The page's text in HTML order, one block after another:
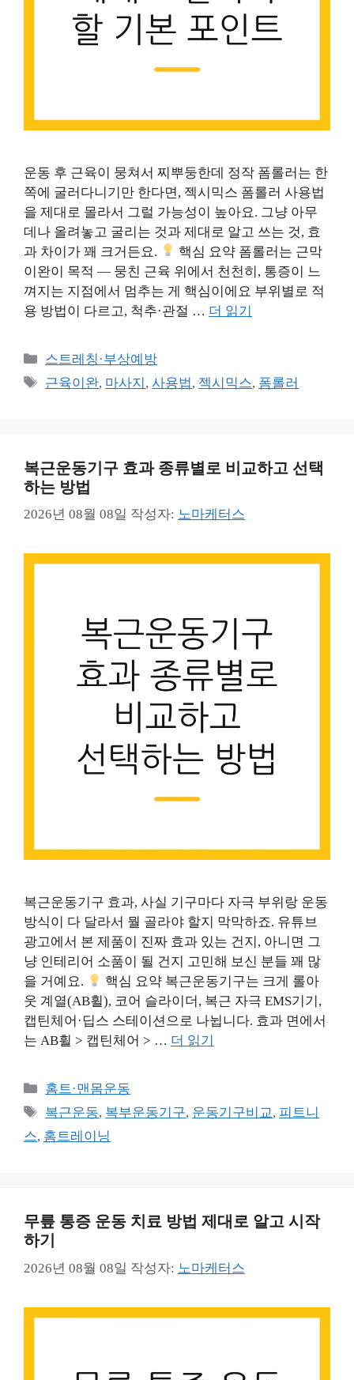
운동 후 근육이 뭉쳐서 찌뿌둥한데 정작 폼롤러는 한
쪽에 굴러다니기만 한다면, 젝시믹스 폼롤러 사용법
을 제대로 몰라서 그럴 가능성이 높아요. 그냥 아무
데나 올려놓고 굴리는 것과 제대로 알고 쓰는 것, 효
과 차이가 꽤 크거든요.
핵심 요약 폼롤러는 근막
이완이 목적 — 뭉친 근육 위에서 천천히, 통증이 느
껴지는 지점에서 멈추는 게 핵심이에요 부위별로 적
용 방법이 다르고, 척추·관절 … 더 읽기
카
테
스트레칭·부상예방
태
근육이완, 마사지 ,사용법, 젝시믹스, 폼롤러
복근운동기구 효과 종류별로 비교하고 선택
하는 방법
2026년 08월 08일 작성자: 노마케터스
복근운동기구 효과, 사실 기구마다 자극 부위랑 운동
방식이 다 달라서 뭘 골라야 할지 막막하죠. 유튜브
광고에서 본 제품이 진짜 효과 있는 건지, 아니면 그
냥 인테리어 소품이 될 건지 고민해 보신 분들 꽤 많
을 거예요.
핵심 요약 복근운동기구는 크게 롤아
웃 계열(AB휠), 코어 슬라이더, 복근 자극 EMS기기,
캡틴체어·딥스 스테이션으로 나뉩니다. 효과 면에서
는 AB휠 > 캡틴체어 > … 더 읽기
카
테
리
홈트·맨몸운동
태
그
복근운동, 복부운동기구, 운동기구비교, 피트니
스, 홈트레이닝
무릎 통증 운동 치료 방법 제대로 알고 시작
하기
2026년 08월 08일 작성자: 노마케터스